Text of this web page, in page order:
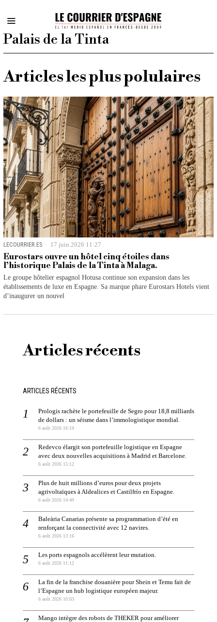
Palais de la Tinta
Articles les plus polulaires
LECOURRIER.ES 17 juin 2026 11:27
Eurostars ouvre un hôtel cinq étoiles dans
l’historique Palais de la Tinta à Malaga.
Le groupe hôtelier espagnol Hotusa continue son expansion dans les
établissements de luxe en Espagne. Sa marque phare Eurostars Hotels vient
d’inaugurer un nouvel
Articles récents
ARTICLES RÉCENTS
Prologis rachète le portefeuille de Segro pour 18,8 milliards
de dollars : un séisme dans l’immologistique mondial.
6 août 2026 16:19
Redevco élargit son portefeuille logistique en Espagne
avec deux nouvelles acquisitions à Madrid et Barcelone.
6 août 2026 15:12
Plus de huit millions d’euros pour deux projets
agrivoltaïques à Aldealices et Castilfrío en Espagne.
6 août 2026 14:49
Baleària Canarias présente sa programmation d’été en
renforçant la connectivité avec 12 navires.
6 août 2026 13:16
Les ports espagnols accélèrent leur mutation.
6 août 2026 11:12
La fin de la franchise douanière pour Shein et Temu fait de
l’Espagne un hub logistique européen majeur.
6 août 2026 10:03
Mango intègre des robots de THEKER pour améliorer